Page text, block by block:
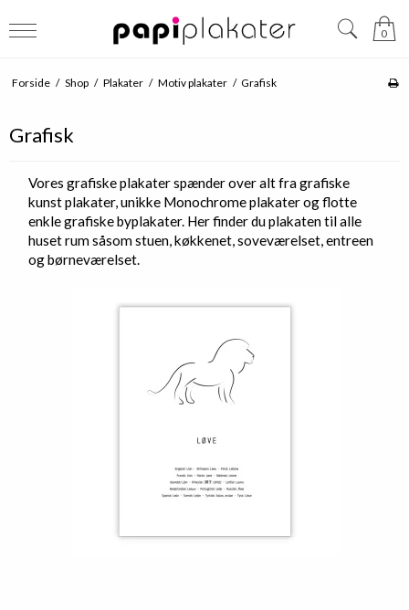
0
Forside / Shop / Plakater / Motiv plakater / Grafisk
Grafisk
Vores grafiske plakater spænder over alt fra grafiske
kunst plakater, unikke Monochrome plakater og flotte
enkle grafiske byplakater. Her finder du plakaten til alle
huset rum såsom stuen, køkkenet, soveværelset, entreen
og børneværelset.